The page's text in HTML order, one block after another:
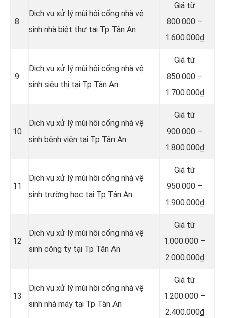
8
Dịch vụ xử lý mùi hôi cống nhà vệ
sinh nhà biệt thự tại Tp Tân An
Giá từ
800.000 –
1.600.000₫
9
Dịch vụ xử lý mùi hôi cống nhà vệ
sinh siêu thị tại Tp Tân An
Giá từ
850.000 –
1.700.000₫
10
Dịch vụ xử lý mùi hôi cống nhà vệ
sinh bệnh viện tại Tp Tân An
Giá từ
900.000 –
1.800.000₫
11
Dịch vụ xử lý mùi hôi cống nhà vệ
sinh trường học tại Tp Tân An
Giá từ
950.000 –
1.900.000₫
12
Dịch vụ xử lý mùi hôi cống nhà vệ
sinh công ty tại Tp Tân An
Giá từ
1.000.000 –
2.000.000₫
13
Dịch vụ xử lý mùi hôi cống nhà vệ
sinh nhà máy tại Tp Tân An
Giá từ
1.200.000 –
2.400.000₫